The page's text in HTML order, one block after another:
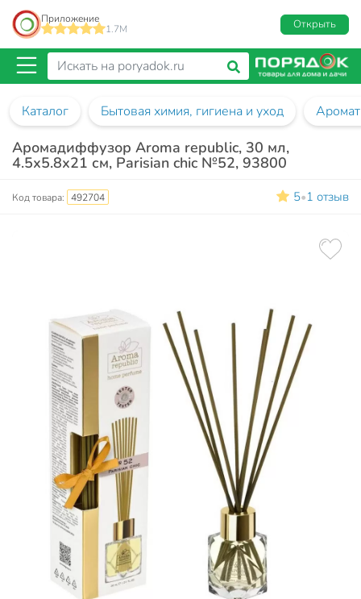
Приложение
1.7M
Открыть
Каталог Бытовая химия, гигиена и уход
Аромадиффузор Aroma republic, 30 мл,
4.5х5.8х21 см, Parisian chic №52, 93800
Код товара: 492704 5•1 отзыв